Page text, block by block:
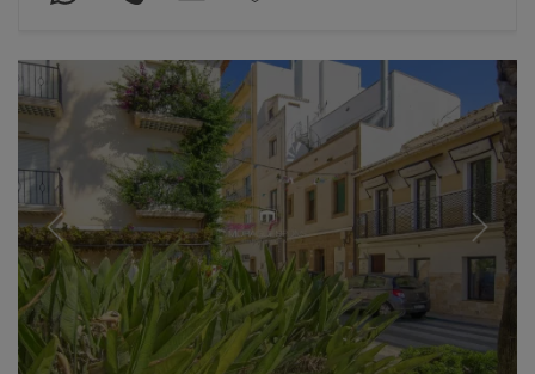
Previous Next